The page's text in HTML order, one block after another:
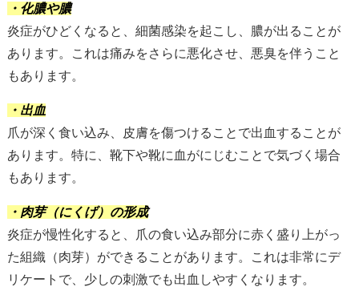
・化膿や膿
炎症がひどくなると、細菌感染を起こし、膿が出ることが
あります。これは痛みをさらに悪化させ、悪臭を伴うこと
もあります。
・出血
爪が深く食い込み、皮膚を傷つけることで出血することが
あります。特に、靴下や靴に血がにじむことで気づく場合
もあります。
・肉芽（にくげ）の形成
炎症が慢性化すると、爪の食い込み部分に赤く盛り上がっ
た組織（肉芽）ができることがあります。これは非常にデ
リケートで、少しの刺激でも出血しやすくなります。